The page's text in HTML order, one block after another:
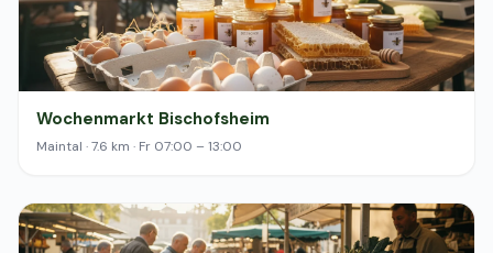
Wochenmarkt Bischofsheim
Maintal · 7.6 km · Fr 07:00 – 13:00